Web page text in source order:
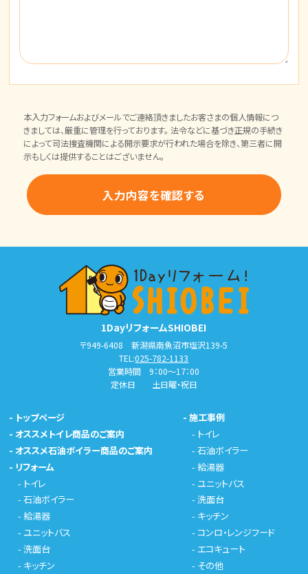
本入力フォームおよびメールでご連絡頂きましたお客さまの個人情報につ
きましては、厳重に管理を行っております。 法令などに基づき正規の手続き
によって司法捜査機関による開示要求が行われた場合を除き、第三者に開
示もしくは提供することはございません。
1DayリフォームSHIOBEI
〒949-6408 新潟県南魚沼市塩沢139-5
TEL:025-782-1133
営業時間 9：00～17：00
定休日 土日曜・祝日
- トップページ
- オススメトイレ商品のご案内
- オススメ石油ボイラー商品のご案内
- リフォーム
- トイレ
-石油ボイラー
- 給湯器
- ユニットバス
-洗面台
- キッチン
-施工事例
- トイレ
-石油ボイラー
- 給湯器
- ユニットバス
-洗面台
- キッチン
- コンロ・レンジフード
- エコキュート
- その他